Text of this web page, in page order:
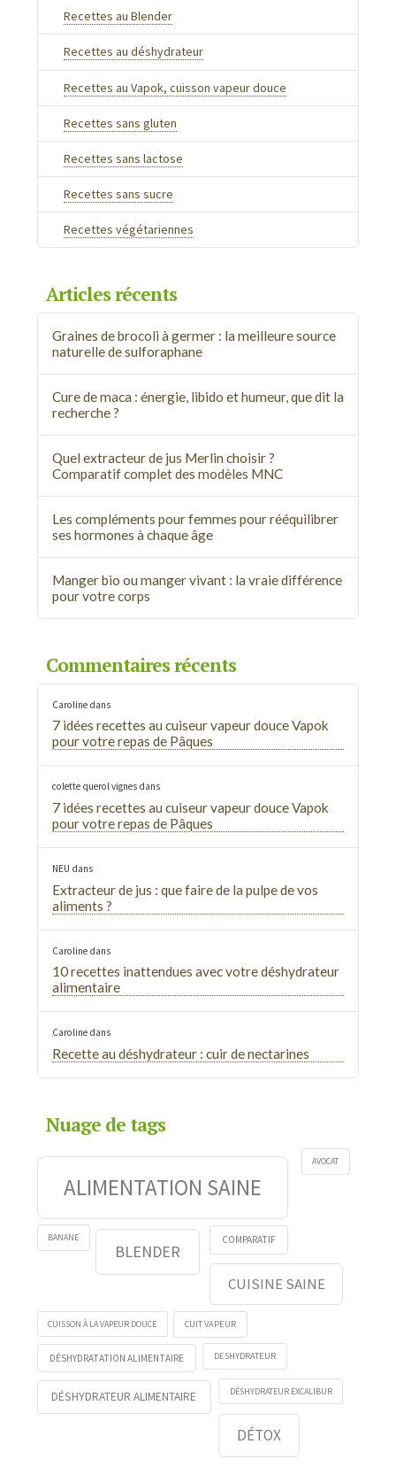
Recettes au Blender
Recettes au déshydrateur
Recettes au Vapok, cuisson vapeur douce
Recettes sans gluten
Recettes sans lactose
Recettes sans sucre
Recettes végétariennes
Articles récents
Graines de brocoli à germer : la meilleure source
naturelle de sulforaphane
Cure de maca : énergie, libido et humeur, que dit la
recherche ?
Quel extracteur de jus Merlin choisir ?
Comparatif complet des modèles MNC
Les compléments pour femmes pour rééquilibrer
ses hormones à chaque âge
Manger bio ou manger vivant : la vraie différence
pour votre corps
Commentaires récents
Carolinedans
7 idées recettes au cuiseur vapeur douce Vapok
pour votre repas de Pâques
colette querol vignesdans
7 idées recettes au cuiseur vapeur douce Vapok
pour votre repas de Pâques
NEU dans
Extracteur de jus : que faire de la pulpe de vos
aliments ?
Carolinedans
10 recettes inattendues avec votre déshydrateur
alimentaire
Carolinedans
Recette au déshydrateur : cuir de nectarines
Nuage de tags
ALIMENTATION SAINE
AVOCAT
BANANE
BLENDER
COMPARATIF
CUISINE SAINE
CUISSON À LA VAPEUR DOUCE CUIT VAPEUR
DÉSHYDRATATION ALIMENTAIRE DESHYDRATEUR
DÉSHYDRATEUR ALIMENTAIRE DÉSHYDRATEUR EXCALIBUR
DÉTOX